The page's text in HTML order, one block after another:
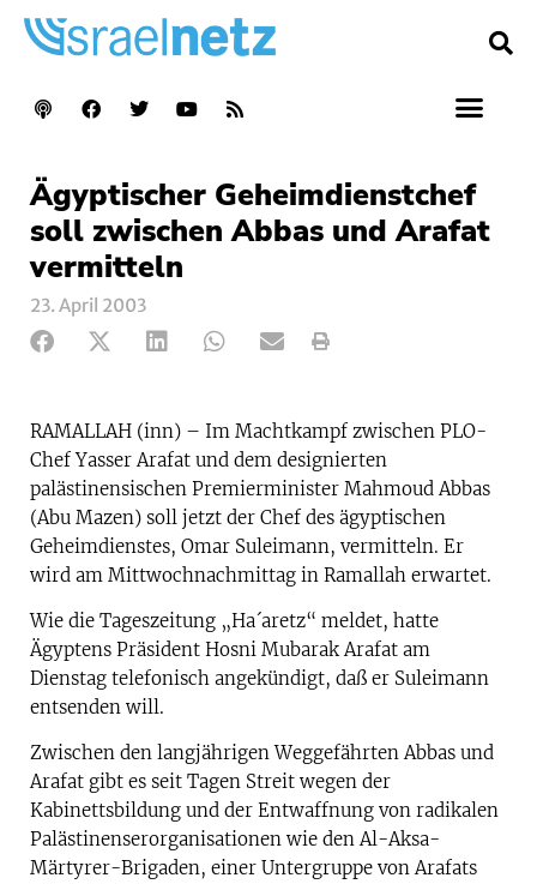
Ägyptischer Geheimdienstchef
soll zwischen Abbas und Arafat
vermitteln
23. April 2003
RAMALLAH (inn) – Im Machtkampf zwischen PLO-
Chef Yasser Arafat und dem designierten
palästinensischen Premierminister Mahmoud Abbas
(Abu Mazen) soll jetzt der Chef des ägyptischen
Geheimdienstes, Omar Suleimann, vermitteln. Er
wird am Mittwochnachmittag in Ramallah erwartet.
Wie die Tageszeitung „Ha´aretz“ meldet, hatte
Ägyptens Präsident Hosni Mubarak Arafat am
Dienstag telefonisch angekündigt, daß er Suleimann
entsenden will.
Zwischen den langjährigen Weggefährten Abbas und
Arafat gibt es seit Tagen Streit wegen der
Kabinettsbildung und der Entwaffnung von radikalen
Palästinenserorganisationen wie den Al-Aksa-
Märtyrer-Brigaden, einer Untergruppe von Arafats